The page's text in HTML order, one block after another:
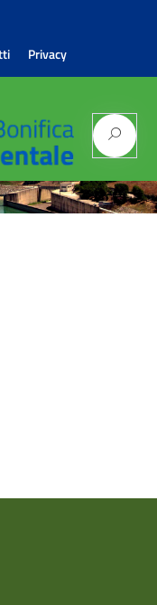
Privacy